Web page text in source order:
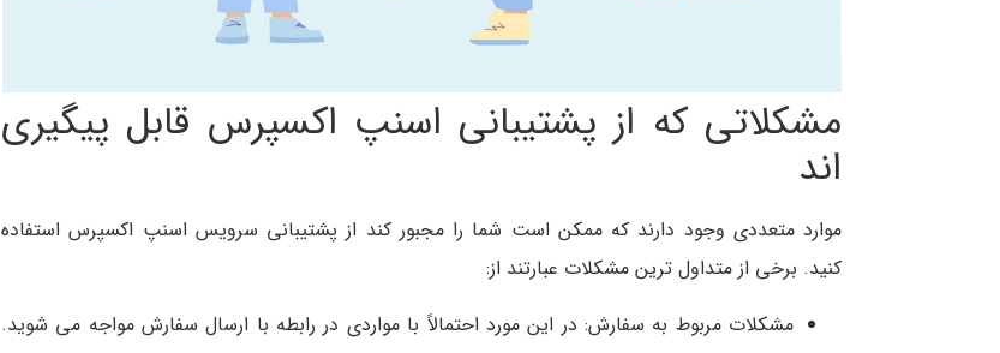
مشکلاتی که از پشتیبانی اسنپ اکسپرس قابل پیگیری
اند
موارد متعددی وجود دارند که ممکن است شما را مجبور کند از پشتیبانی سرویس اسنپ اکسپرس استفاده
کنید. برخی از متداول ترین مشکلات عبارتند از:
مشکلات مربوط به سفارش: در این مورد احتمالاً با مواردی در رابطه با ارسال سفارش مواجه می شوید.